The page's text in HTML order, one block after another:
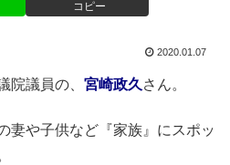
コピー
2020.01.07
院議員の、 宮崎政久 さん。
妻や子供など『家族』にスポッ